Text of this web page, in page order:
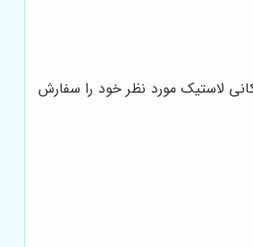
لاستیک مورد نظر خود را سفارش